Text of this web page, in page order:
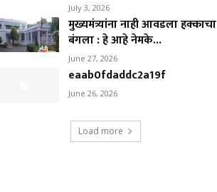
July 3, 2026
मुख्यमंत्र्यांना नाही आवडला हक्काचा
बंगला : हे आहे नेमके...
June 27, 2026
eaab0fdaddc2a19f
June 26, 2026
Load more